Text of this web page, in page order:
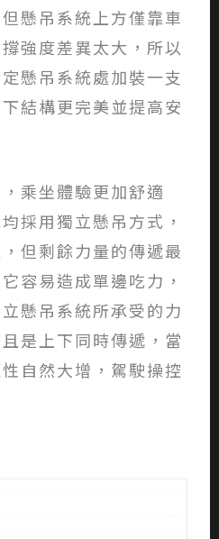
懸吊系統上方僅靠車
強度差異太大，所以
懸吊系統處加裝一支
結構更完美並提高安
乘坐體驗更加舒適
採用獨立懸吊方式，
但剩餘力量的傳遞最
容易造成單邊吃力，
懸吊系統所承受的力
是上下同時傳遞，當
自然大增，駕駛操控